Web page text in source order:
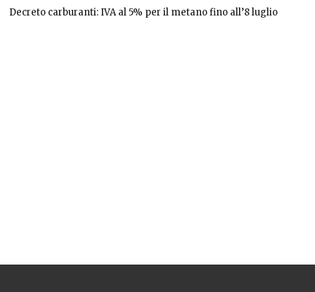
Decreto carburanti: IVA al 5% per il metano fino all’8 luglio